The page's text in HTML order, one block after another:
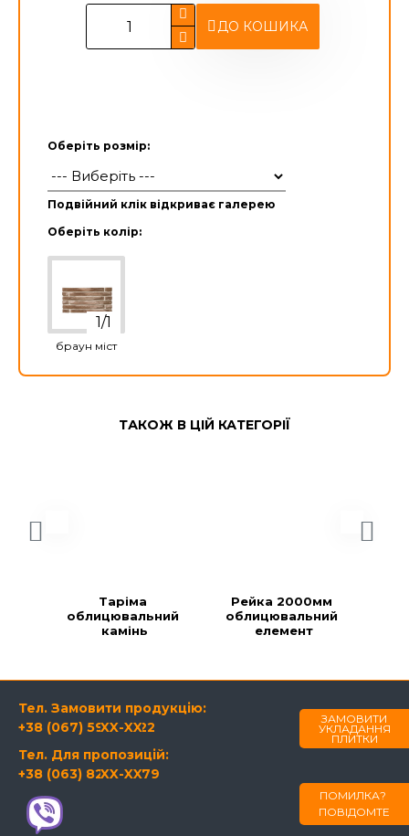
ДО КОШИКА
Оберіть розмір:
Подвійний клік відкриває галерею
Оберіть колір:
браун міст
ТАКОЖ В ЦІЙ КАТЕГОРІЇ
Таріма
облицювальний
камінь
Рейка 2000мм
облицювальний
елемент
Тел. Замовити продукцію:
+38 (067) 594-21-22
XX-XX
Тел. Для пропозицій:
+38 (063) 820-60-79
XX-XX
ЗАМОВИТИ
УКЛАДАННЯ
ПЛИТКИ
ПОМИЛКА?
ПОВІДОМТЕ